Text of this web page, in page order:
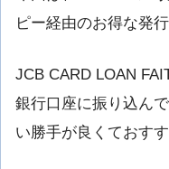
ピー経由のお得な発
JCB CARD LOAN
銀行口座に振り込ん
い勝手が良くておすす